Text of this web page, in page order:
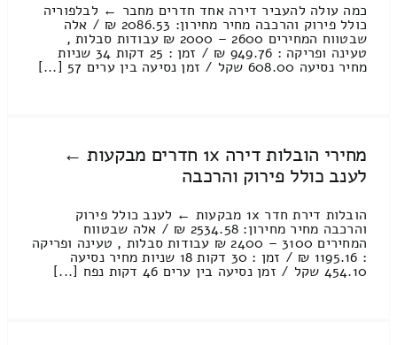
כמה עולה להעביר דירה אחד חדרים מחבר ← לבלפוריה
כולל פירוק והרכבה מחיר מחירון: 2086.53 ₪ / אלה
שבטווח המחירים 2600 – 2000 ₪ עבודות סבלות ,
טעינה ופריקה : 949.76 ₪ / זמן : 25 דקות 34 שניות
מחיר נסיעה 608.00 שקל / זמן נסיעה בין ערים 57 [...]
מחירי הובלות דירה 1x חדרים מבקעות ←
לענב כולל פירוק והרכבה
הובלות דירת חדר 1x מבקעות ← לענב כולל פירוק
והרכבה מחיר מחירון: 2534.58 ₪ / אלה שבטווח
המחירים 3100 – 2400 ₪ עבודות סבלות , טעינה ופריקה
: 1195.16 ₪ / זמן : 30 דקות 18 שניות מחיר נסיעה
454.10 שקל / זמן נסיעה בין ערים 46 דקות נפח [...]